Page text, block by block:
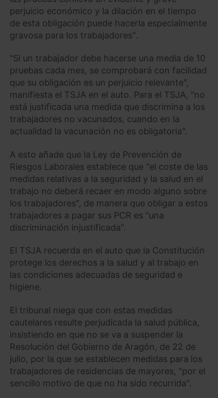
perjuicio económico y la dilación en el tiempo
de esta obligación puede hacerla especialmente
gravosa para los trabajadores".
"Si un trabajador debe hacerse una media de 10
pruebas cada mes, se comprobará con facilidad
que su obligación es un perjuicio relevante",
manifiesta el TSJA en el auto. Para el TSJA, "no
está justificada una medida que discrimina a los
trabajadores no vacunados, cuando en la
actualidad la vacunación no es obligatoria".
A esto añade que la Ley de Prevención de
Riesgos Laborales establece que "el coste de las
medidas relativas a la seguridad y la salud en el
trabajo no deberá recaer en modo alguno sobre
los trabajadores", de manera que obligar a estos
trabajadores a pagar sus PCR es "una
discriminación injustificada".
El TSJA recuerda en el auto que la Constitución
protege los derechos a la salud y al trabajo en
las condiciones adecuadas de seguridad e
higiene.
El tribunal niega que con estas medidas
cautelares resulte perjudicada la salud pública,
insistiendo en que no se va a suspender la
Resolución del Gobierno de Aragón, de 22 de
julio, por la que se establecen medidas para los
trabajadores de residencias de mayores, "por el
sencillo motivo de que no ha sido recurrida".